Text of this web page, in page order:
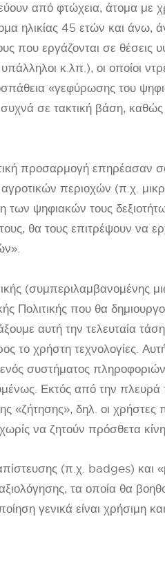
από φτώχεια, άτομα με
ηλικίας 45 ετών και άνω,
που εργάζονται σε θέσεις
υπάλληλοι κ.λπ.), οι οποίοι
«γεφύρωσης του
σε τακτική βάση, καθώς
προσαρμογή επηρέασαν
αγροτικών περιοχών (π.χ.
των ψηφιακών τους
θα τους επιτρέψουν να
(συμπεριλαμβανομένης
Πολιτικής που θα
αυτή την τελευταία
το χρήστη τεχνολογίες.
συστήματος
Εκτός από την
«ζήτησης», δηλ. οι χρήστες
να ζητούν πρόσθετα
(π.χ. badges)
τα οποία θα
γενικά είναι